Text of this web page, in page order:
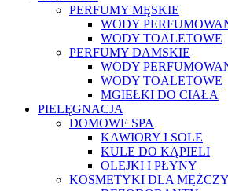
PERFUMY MĘSKIE
WODY
WODY TOALETOWE
PERFUMY DAMSKIE
WODY
WODY TOALETOWE
MGIEŁKI DO CIAŁA
PIELĘGNACJA
DOMOWE SPA
KAWIORY I SOLE
KULE DO KĄPIELI
OLEJKI I PŁYNY
KOSMETYKI DLA